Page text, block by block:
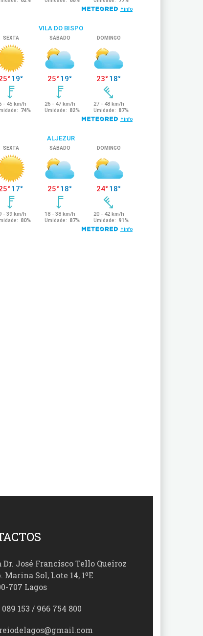
Dr. José Francisco Tello Queiroz
Marina Sol, Lote 14, 1ºE
Lagos
089 153 / 966 754 800